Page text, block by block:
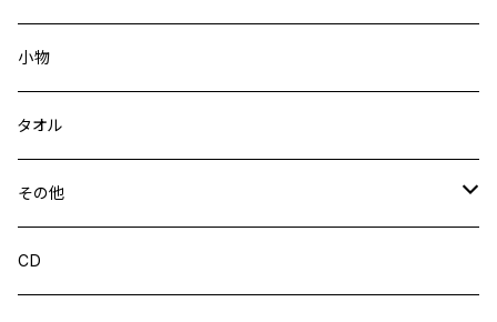
小物
タオル
その他
CD
CD